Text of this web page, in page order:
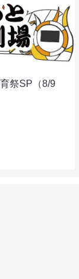
育祭SP（8/9